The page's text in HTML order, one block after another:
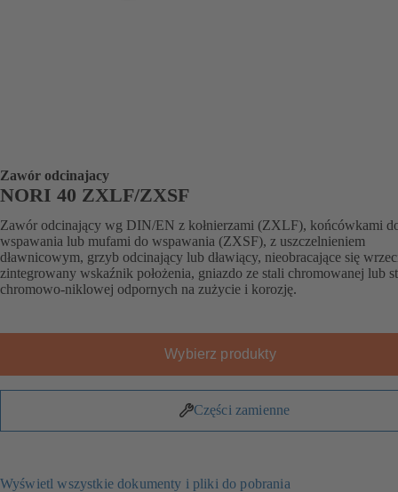
Zawór odcinajacy
NORI 40 ZXLF/ZXSF
Zawór odcinający wg DIN/EN z kołnierzami (ZXLF), końcówkami
wspawania lub mufami do wspawania (ZXSF), z uszczelnieniem
dławnicowym, grzyb odcinający lub dławiący, nieobracające się
zintegrowany wskaźnik położenia, gniazdo ze stali chromowanej lub
chromowo-niklowej odpornych na zużycie i korozję.
Wybierz produkty
Części zamienne
Wyświetl wszystkie dokumenty i pliki do pobrania